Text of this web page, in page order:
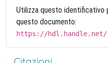
Utilizza questo identificativo
questo documento:
https://hdl.handle.net/